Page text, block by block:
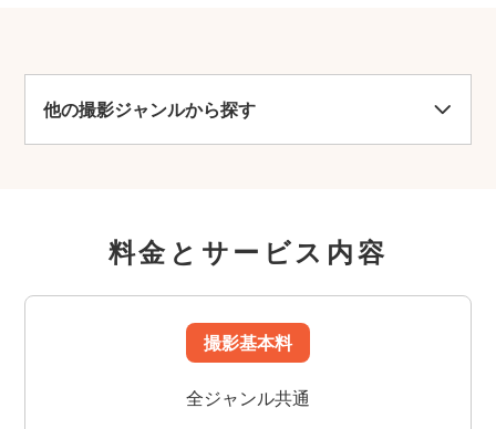
他の撮影ジャンルから探す
料金とサービス内容
撮影基本料
全ジャンル共通